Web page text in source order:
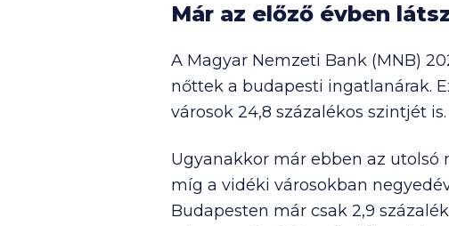
Már az előző évben
A Magyar Nemzeti Bank (MNB)
nőttek a budapesti ingatlanárak.
városok 24,8 százalékos szintjét is.
Ugyanakkor már ebben az utolsó
míg a vidéki városokban
Budapesten már csak 2,9